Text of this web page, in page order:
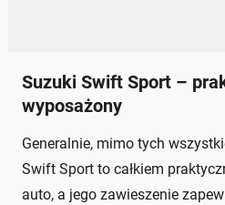
Suzuki Swift Sport –
wyposażony
Generalnie, mimo tych
Swift Sport to całkiem
auto, a jego zawieszenie